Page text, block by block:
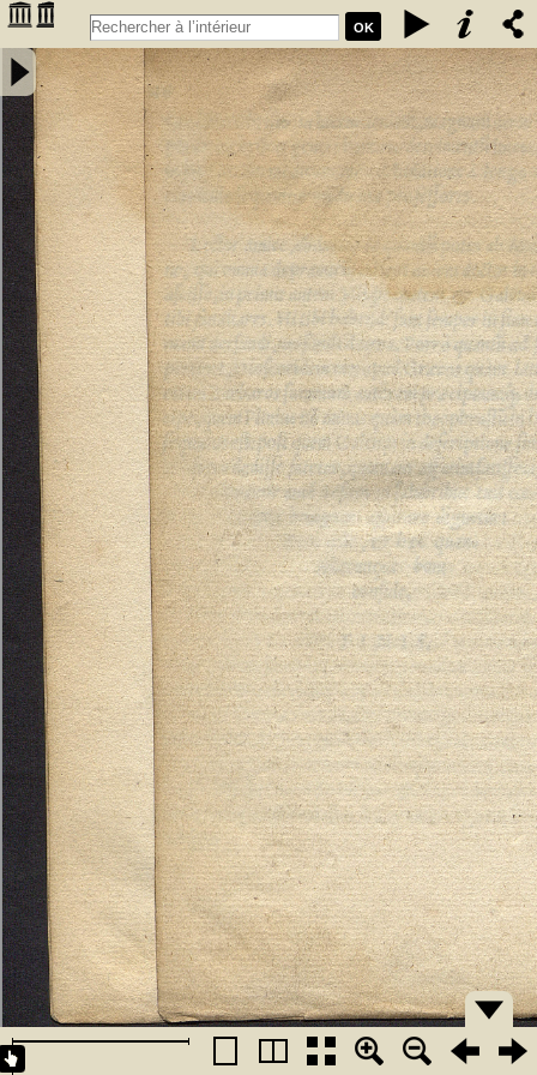
OK
Annotatiunculae Sebastiani Montui artium, ac medicinae doctoris in
errata recentiorum medicorum per Leonardum Fuchsium germanum
collecta. Apologetica epistola pro defensione Arabum a domino
Bernardo Unger Germano composita - Monteux, Sébastien de
(15..-15..). Auteur